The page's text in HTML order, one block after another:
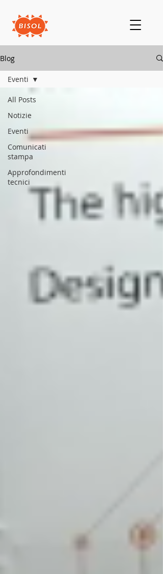
Blog
All Posts
Notizie
Eventi
Comunicati
stampa
Approfondimenti
tecnici
Eventi